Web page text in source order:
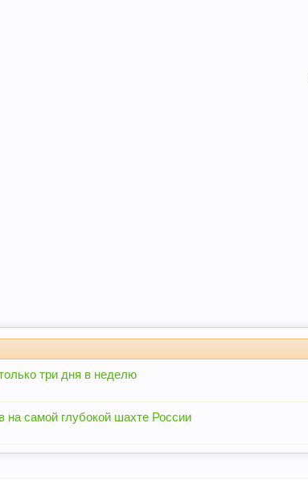
три дня в неделю
на самой глубокой шахте России